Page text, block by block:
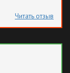
Читать отзыв